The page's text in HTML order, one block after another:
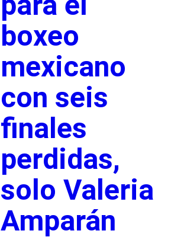
boxeo
mexicano
con seis
finales
perdidas,
solo Valeria
Amparán